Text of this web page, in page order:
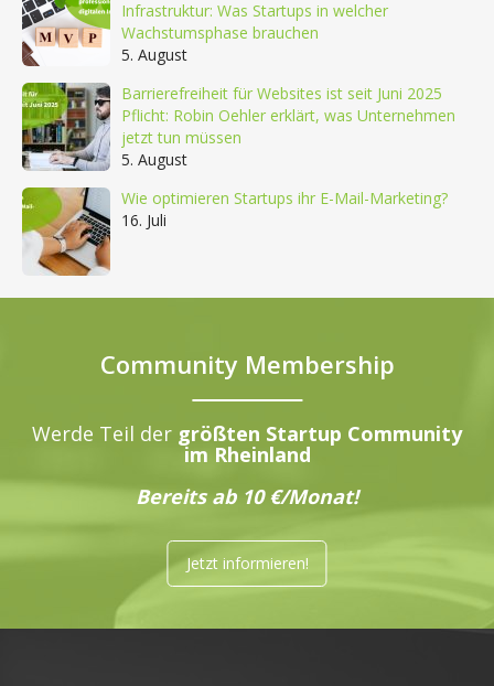
Infrastruktur: Was Startups in welcher
Wachstumsphase brauchen
5. August
Barrierefreiheit für Websites ist seit Juni 2025
Pflicht: Robin Oehler erklärt, was Unternehmen
jetzt tun müssen
5. August
Wie optimieren Startups ihr E-Mail-Marketing?
16. Juli
Community Membership
Werde Teil der größten Startup Community
im Rheinland
Bereits ab 10 €/Monat!
Jetzt informieren!